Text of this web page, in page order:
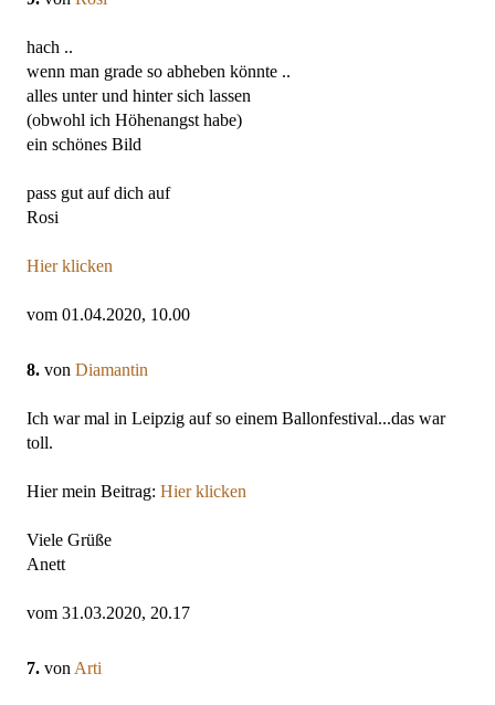
hach ..
wenn man grade so abheben könnte ..
alles unter und hinter sich lassen
(obwohl ich Höhenangst habe)
ein schönes Bild
pass gut auf dich auf
Rosi
Hier klicken
vom 01.04.2020, 10.00
8. von Diamantin
Ich war mal in Leipzig auf so einem Ballonfestival...das war
toll.
Hier mein Beitrag: Hier klicken
Viele Grüße
Anett
vom 31.03.2020, 20.17
7. von Arti